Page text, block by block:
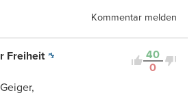
Kommentar melden
40
0
Freiheit